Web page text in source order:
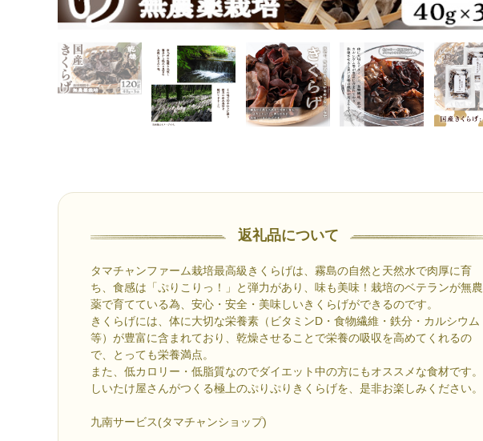
返礼品について
タマチャンファーム栽培最高級きくらげは、霧島の自然と天然水で肉厚に育
ち、食感は「ぷりこりっ！」と弾力があり、味も美味！栽培のベテランが無農
薬で育てている為、安心・安全・美味しいきくらげができるのです。
きくらげには、体に大切な栄養素（ビタミンD・食物繊維・鉄分・カルシウム
等）が豊富に含まれており、乾燥させることで栄養の吸収を高めてくれるの
で、とっても栄養満点。
また、低カロリー・低脂質なのでダイエット中の方にもオススメな食材です。
しいたけ屋さんがつくる極上のぷりぷりきくらげを、是非お楽しみください。
九南サービス(タマチャンショップ)